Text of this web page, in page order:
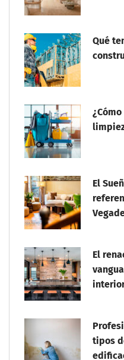
Qué
El
El
tipos